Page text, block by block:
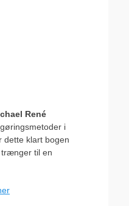
René
i
dette klart bogen
trænger til en